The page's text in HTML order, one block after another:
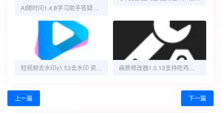
上一篇 下一篇